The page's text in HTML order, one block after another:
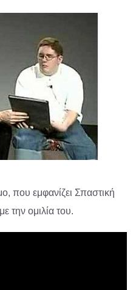
που εμφανίζει Σπαστική
την ομιλία του.